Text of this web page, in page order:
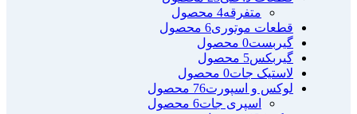
متفرقه4 محصول
قطعات موتوری6 محصول
گیربست0 محصول
گیربکس5 محصول
لاستیک جات0 محصول
لوکس و اسپورت76 محصول
اسپری جات6 محصول